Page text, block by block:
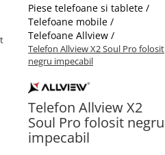
Piese telefoane si tablete /
Telefoane mobile /
Telefoane Allview /
Telefon Allview X2 Soul Pro folosit
negru impecabil
Telefon Allview X2
Soul Pro folosit negru
impecabil